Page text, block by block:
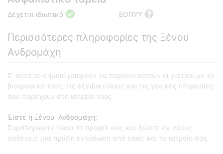
Δέχεται ιδιωτικά ΕΟΠΥΥ
Περισσότερες πληροφορίες της Ξένου
Ανδρομάχη
Σ' αυτό το σημείο μπορούν να παρουσιαστούν οι γιατροί με το
βιογραφικό τους, τις εξειδικεύσεις και τις γενικές υπηρεσίες
που παρέχουν στο ιατρείο τους.
Έιστε η Ξένου Ανδρομάχη;
Συμπληρώστε τώρα το προφίλ σας και δώστε σε νέους
ασθενείς μια πρώτη εντύπωση από εσάς και το ιατρείο σας.